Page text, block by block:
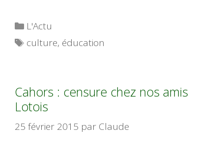
Catégories
L'Actu
Étiquettes
culture, éducation
Cahors : censure chez nos amis
Lotois
25 février 2015 par Claude